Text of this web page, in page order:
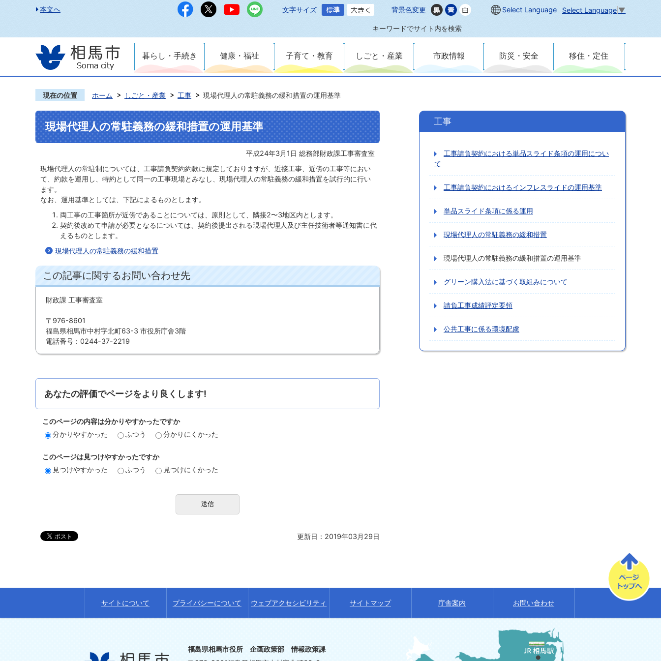
本文へ 文字サイズ 背景色変更 Select Language Select Language ▼
キーワードでサイト内を検索
暮らし・手続き 健康・福祉 子育て・教育 しごと・産業 市政情報 防災・安全 移住・定住
現在の位置 ホーム しごと・産業 工事 現場代理人の常駐義務の緩和措置の運用基準
現場代理人の常駐義務の緩和措置の運用基準
平成24年3月1日 総務部財政課工事審査室
現場代理人の常駐制については、工事請負契約約款に規定しておりますが、近接工事、近傍の工事等におい
て、約款を運用し、特約として同一の工事現場とみなし、現場代理人の常駐義務の緩和措置を試行的に行い
ます。
なお、運用基準としては、下記によるものとします。
両工事の工事箇所が近傍であることについては、原則として、隣接2〜3地区内とします。
契約後改めて申請が必要となるについては、契約後提出される現場代理人及び主任技術者等通知書に代
えるものとします。
現場代理人の常駐義務の緩和措置
この記事に関するお問い合わせ先
財政課 工事審査室
〒976-8601
福島県相馬市中村字北町63-3 市役所庁舎3階
電話番号：0244-37-2219
あなたの評価でページをより良くします!
このページの内容は分かりやすかったですか
分かりやすかった
ふつう 分かりにくかった
このページは見つけやすかったですか
見つけやすかった
ふつう 見つけにくかった
更新日：2019年03月29日
工事
工事請負契約における単品スライド条項の運用につい
て
工事請負契約におけるインフレスライドの運用基準
単品スライド条項に係る運用
現場代理人の常駐義務の緩和措置
現場代理人の常駐義務の緩和措置の運用基準
グリーン購入法に基づく取組みについて
請負工事成績評定要領
公共工事に係る環境配慮
サイトについて プライバシーについて ウェブアクセシビリティ サイトマップ 庁舎案内 お問い合わせ
福島県相馬市役所 企画政策部 情報政策課